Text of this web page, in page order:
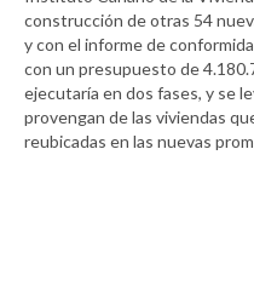
construcción de otras 54
y con el informe de
con un presupuesto de
ejecutaría en dos fases, y se
provengan de las viviendas
reubicadas en las nuevas